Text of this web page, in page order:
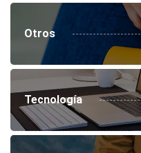
Otros
Tecnología